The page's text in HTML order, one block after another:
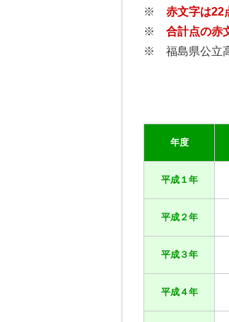
※ 赤文字は22
※ 合計点の赤
※ 福島県公立高
年度
平成１年
平成２年
平成３年
平成４年